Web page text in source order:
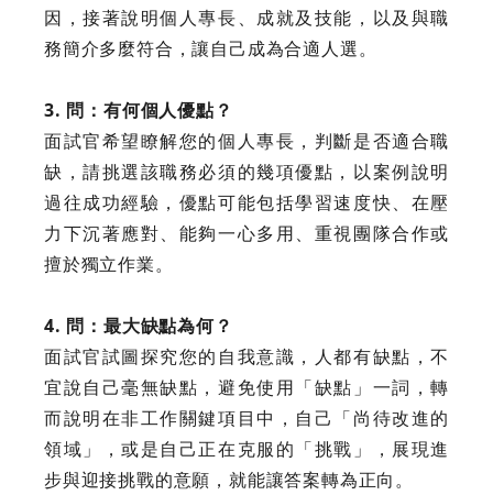
因，接著說明個人專長、成就及技能，以及與職
務簡介多麼符合，讓自己成為合適人選。
3. 問：有何個人優點？
面試官希望瞭解您的個人專長，判斷是否適合職
缺，請挑選該職務必須的幾項優點，以案例說明
過往成功經驗，優點可能包括學習速度快、在壓
力下沉著應對、能夠一心多用、重視團隊合作或
擅於獨立作業。
4. 問：最大缺點為何？
面試官試圖探究您的自我意識，人都有缺點，不
宜說自己毫無缺點，避免使用「缺點」一詞，轉
而說明在非工作關鍵項目中，自己「尚待改進的
領域」，或是自己正在克服的「挑戰」，展現進
步與迎接挑戰的意願，就能讓答案轉為正向。